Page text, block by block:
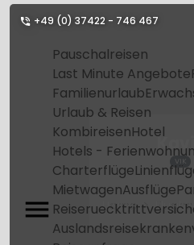
+49 (0) 37422 - 746 467
Pauschalreisen
Last Minute Angebote
Familienurlaub
Urlaub & Reisen
KombireisenHotel
Hotels -
Charterflüge
MietwagenAusflüge
VIK
Home